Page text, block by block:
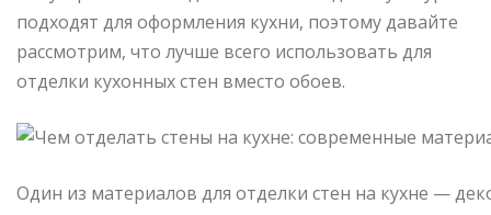
подходят для оформления кухни, поэтому давайте
рассмотрим, что лучше всего использовать для
отделки кухонных стен вместо обоев.
Один из материалов для отделки стен на кухне —